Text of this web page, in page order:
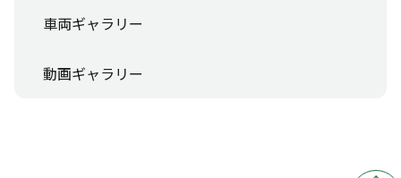
車両ギャラリー
動画ギャラリー